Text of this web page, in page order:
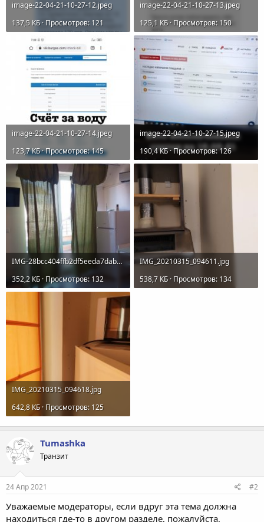
image-22-04-21-10-27-12.jpeg
137,5 КБ · Просмотров: 121
image-22-04-21-10-27-13.jpeg
125,1 КБ · Просмотров: 150
image-22-04-21-10-27-14.jpeg
123,7 КБ · Просмотров: 145
image-22-04-21-10-27-15.jpeg
190,4 КБ · Просмотров: 126
IMG-28bcc404ffb2df5eeda7dab4286b71ad-V.jpg
352,2 КБ · Просмотров: 132
IMG_20210315_094611.jpg
538,7 КБ · Просмотров: 134
IMG_20210315_094618.jpg
642,8 КБ · Просмотров: 125
Tumashka
Транзит
24 Апр 2021 #2
Уважаемые модераторы, если вдруг эта тема должна
находиться где-то в другом разделе, пожалуйста,